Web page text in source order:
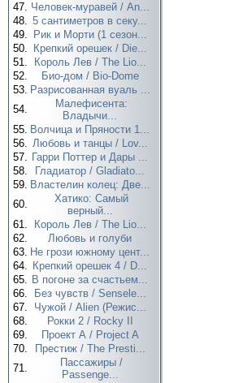
47. Человек-муравей / An...
48. 5 сантиметров в секу...
49.
Рик и Морти (1 сезон...
50.
Крепкий орешек / Die...
51.
Король Лев / The Lio...
52.
Био-дом / Bio-Dome
53. Разрисованная вуаль ...
54.
Малефисента:
Владычи...
55. Волчица и Пряности 1...
56. Любовь и танцы / Lov...
57. Гарри Поттер и Дары ...
58.
Гладиатор / Gladiato...
59. Властелин колец: Две...
60.
Хатико: Самый
верный...
61.
Король Лев / The Lio...
62.
Любовь и голуби
63. Не грози южному цент...
64. Крепкий орешек 4 / D...
65. В погоне за счастьем...
66.
Без чувств / Sensele...
67.
Чужой / Alien (Режис...
68.
Рокки 2 / Rocky II
69.
Проект А / Project A
70.
Престиж / The Presti...
71.
Пассажиры /
Passenge...